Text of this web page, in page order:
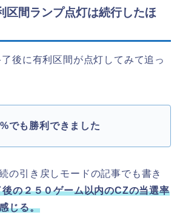
区間ランプ点灯は続行したほ
後に有利区間が点灯してみて追っ
でも勝利できました
の引き戻しモードの記事でも書き
の２５０ゲーム以内のCZの当選率
じる。